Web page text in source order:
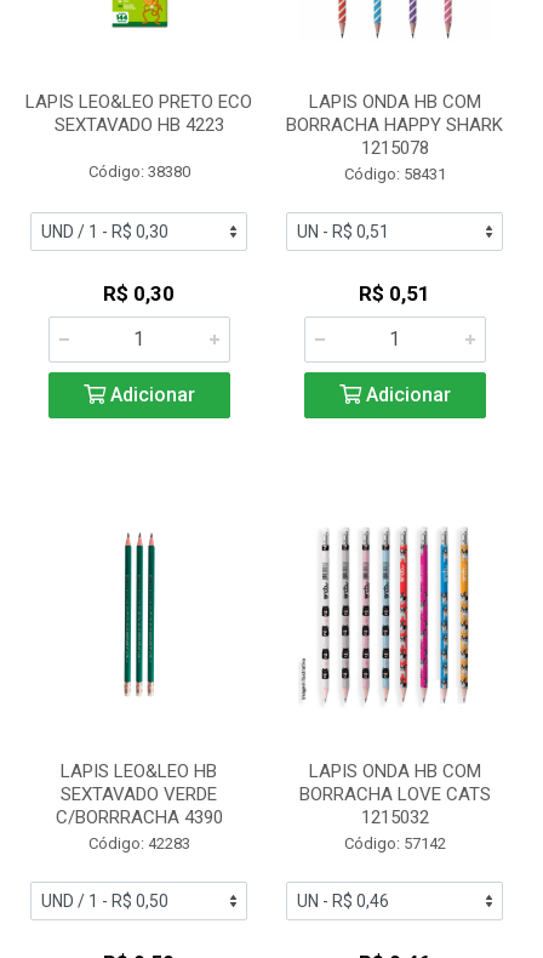
LAPIS LEO&LEO PRETO ECO
SEXTAVADO HB 4223
Código: 38380
R$ 0,30
Adicionar
LAPIS ONDA HB COM
BORRACHA HAPPY SHARK
1215078
Código: 58431
R$ 0,51
Adicionar
LAPIS LEO&LEO HB
SEXTAVADO VERDE
C/BORRRACHA 4390
Código: 42283
LAPIS ONDA HB COM
BORRACHA LOVE CATS
1215032
Código: 57142